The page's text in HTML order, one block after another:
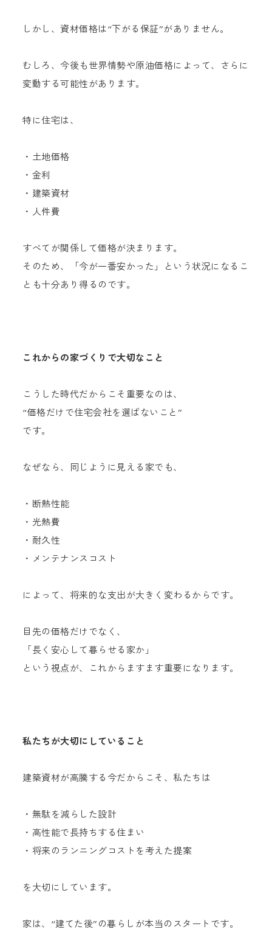
しかし、資材価格は“下がる保証”がありません。
むしろ、今後も世界情勢や原油価格によって、さらに
変動する可能性があります。
特に住宅は、
・土地価格
・金利
・建築資材
・人件費
すべてが関係して価格が決まります。
そのため、「今が一番安かった」という状況になるこ
とも十分あり得るのです。
これからの家づくりで大切なこと
こうした時代だからこそ重要なのは、
“価格だけで住宅会社を選ばないこと”
です。
なぜなら、同じように見える家でも、
・断熱性能
・光熱費
・耐久性
・メンテナンスコスト
によって、将来的な支出が大きく変わるからです。
目先の価格だけでなく、
「長く安心して暮らせる家か」
という視点が、これからますます重要になります。
私たちが大切にしていること
建築資材が高騰する今だからこそ、私たちは
・無駄を減らした設計
・高性能で長持ちする住まい
・将来のランニングコストを考えた提案
を大切にしています。
家は、“建てた後”の暮らしが本当のスタートです。